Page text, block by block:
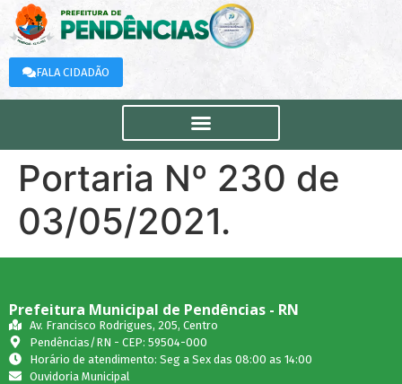
FALA CIDADÃO
Portaria Nº 230 de
03/05/2021.
Prefeitura Municipal de Pendências - RN
Av. Francisco Rodrigues, 205, Centro
Pendências/RN - CEP: 59504-000
Horário de atendimento: Seg a Sex das 08:00 as 14:00
Ouvidoria Municipal